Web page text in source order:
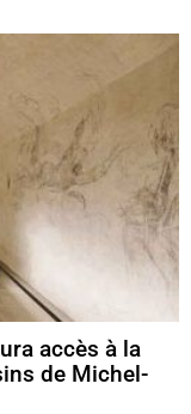
accès à la
de Michel-